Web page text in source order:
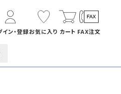
イン・登録お気に入り カート FAX注文